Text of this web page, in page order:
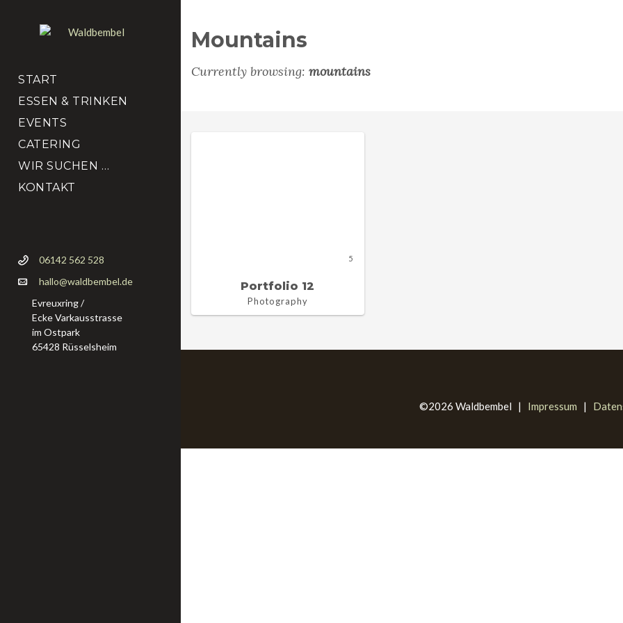
START
ESSEN & TRINKEN
EVENTS
CATERING
WIR SUCHEN …
KONTAKT
06142 562 528
hallo@waldbembel.de
Evreuxring /
Ecke Varkausstrasse
im Ostpark
65428 Rüsselsheim
Mountains
Currently browsing: mountains
5
Portfolio 12
Photography
©2026 Waldbembel | Impressum |